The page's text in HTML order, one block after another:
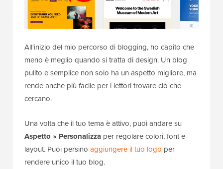
All'inizio del mio percorso di blogging, ho capito che
meno è meglio quando si tratta di design. Un blog
pulito e semplice non solo ha un aspetto migliore, ma
rende anche più facile per i lettori trovare ciò che
cercano.
Una volta che il tuo tema è attivo, puoi andare su
Aspetto » Personalizza per regolare colori, font e
layout. Puoi persino aggiungere il tuo logo per
rendere unico il tuo blog.